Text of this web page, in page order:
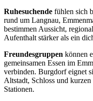
Ruhesuchende fühlen sich
rund um Langnau,
bestimmen Aussicht,
Aufenthalt stärker als ein
Freundesgruppen können
gemeinsamen Essen im
verbinden. Burgdorf eignet
Altstadt, Schloss und
Stationen.